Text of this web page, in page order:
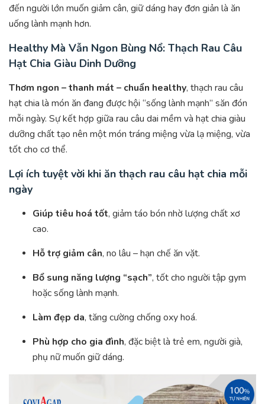
đến người lớn muốn giảm cân, giữ dáng hay đơn giản là ăn
uống lành mạnh hơn.
Healthy Mà Vẫn Ngon Bùng Nổ: Thạch Rau Câu
Hạt Chia Giàu Dinh Dưỡng
Thơm ngon – thanh mát – chuẩn healthy, thạch rau câu
hạt chia là món ăn đang được hội “sống lành mạnh” săn đón
mỗi ngày. Sự kết hợp giữa rau câu dai mềm và hạt chia giàu
dưỡng chất tạo nên một món tráng miệng vừa lạ miệng, vừa
tốt cho cơ thể.
Lợi ích tuyệt vời khi ăn thạch rau câu hạt chia mỗi
ngày
Giúp tiêu hoá tốt, giảm táo bón nhờ lượng chất xơ
cao.
Hỗ trợ giảm cân, no lâu – hạn chế ăn vặt.
Bổ sung năng lượng “sạch”, tốt cho người tập gym
hoặc sống lành mạnh.
Làm đẹp da, tăng cường chống oxy hoá.
Phù hợp cho gia đình, đặc biệt là trẻ em, người già,
phụ nữ muốn giữ dáng.